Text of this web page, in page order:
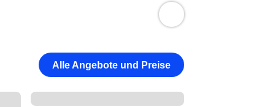
Alle Angebote und Preise